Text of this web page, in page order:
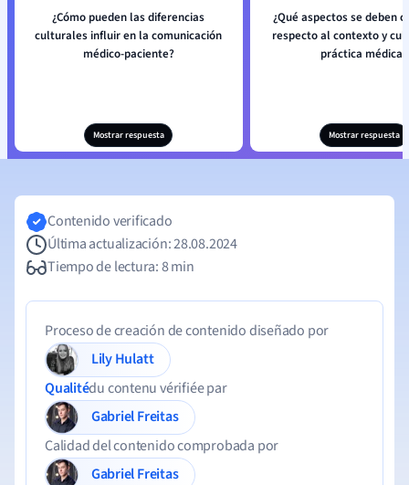
¿Cómo pueden las diferencias
culturales influir en la comunicación
médico-paciente?
Mostrar respuesta
¿Qué aspectos se deben
respecto al contexto y
práctica médica?
Mostrar respuesta
Contenido verificado
Última actualización: 28.08.2024
Tiempo de lectura: 8 min
Proceso de creación de contenido diseñado por
Lily Hulatt
Qualitédu contenu vérifiée par
Gabriel Freitas
Calidad del contenido comprobada por
Gabriel Freitas